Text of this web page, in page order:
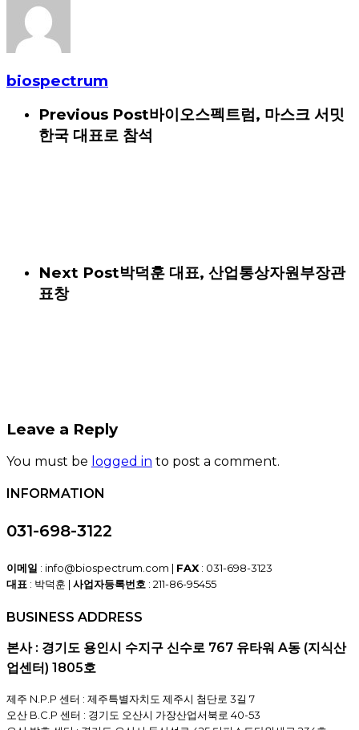
biospectrum
Previous Post바이오스펙트럼, 마스크 서밋
한국 대표로 참석
Next Post박덕훈 대표, 산업통상자원부장관
표창
Leave a Reply
You must be logged in to post a comment.
INFORMATION
031-698-3122
이메일 : info@biospectrum.com | FAX: 031-698-3123
대표 : 박덕훈 | 사업자등록번호 : 211-86-95455
BUSINESS ADDRESS
본사 : 경기도 용인시 수지구 신수로 767 유타워 A동 (지식산
업센터) 1805호
제주 N.P.P 센터 : 제주특별자치도 제주시 첨단로 3길 7
오산 B.C.P 센터 : 경기도 오산시 가장산업서북로 40-53